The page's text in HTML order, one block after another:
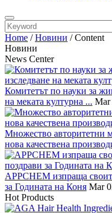
Home /Новини /Content
Новини
News Center
Комитетът по науки за
на меката културна ... Mar
Множество авторитетни
нова качествена
APPCHEM изпраща
за Годината на Коня Mar
Hot Products